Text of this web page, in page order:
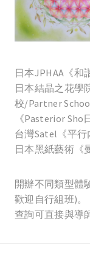
日本JPHAA《和
日本結晶之花學
校/Partner
《Pasterior
台灣Satel《平
日本黑紙藝術《
開辦不同類型體
歡迎自行組班)。
查詢可直接與導